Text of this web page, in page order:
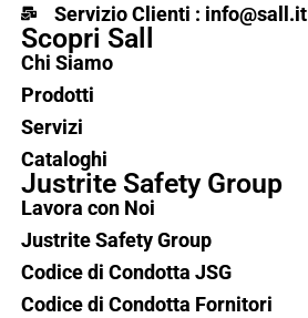
Servizio Clienti : info@sall.it
Scopri Sall
Chi Siamo
Prodotti
Servizi
Cataloghi
Justrite Safety Group
Lavora con Noi
Justrite Safety Group
Codice di Condotta JSG
Codice di Condotta Fornitori